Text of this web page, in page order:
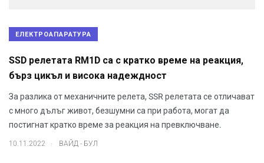
ЕЛЕКТРОАПАРАТУРА
SSD релетата RM1D са с кратко време на реакция,
бърз цикъл и висока надеждност
За разлика от механичните релета, SSR релетата се отличават
с много дълъг живот, безшумни са при работа, могат да
постигнат кратко време за реакция на превключване.
10.11.2022 . ВАЙД - БУЛ